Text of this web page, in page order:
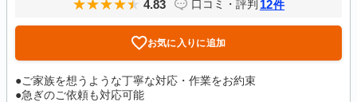
4.83 口コミ・評判 12件
お気に入りに追加
●ご家族を想うような丁寧な対応・作業をお約束
●急ぎのご依頼も対応可能